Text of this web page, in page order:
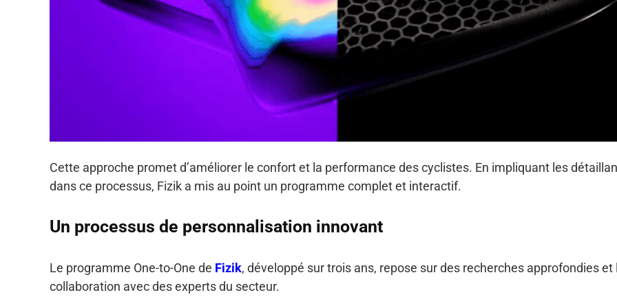
Cette approche promet d’améliorer le confort et la performance des cyclistes. En impliquant les
dans ce processus, Fizik a mis au point un programme complet et interactif.
Un processus de personnalisation innovant
Le programme One-to-One de Fizik, développé sur trois ans, repose sur des recherches approfondies et
collaboration avec des experts du secteur.